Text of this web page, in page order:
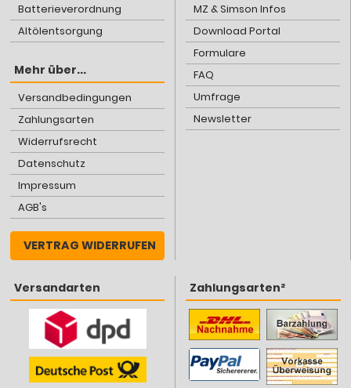
Batterieverordnung
Altölentsorgung
Mehr über...
Versandbedingungen
Zahlungsarten
Widerrufsrecht
Datenschutz
Impressum
AGB's
VERTRAG WIDERRUFEN
MZ & Simson Infos
Download Portal
Formulare
FAQ
Umfrage
Newsletter
Versandarten Zahlungsarten²